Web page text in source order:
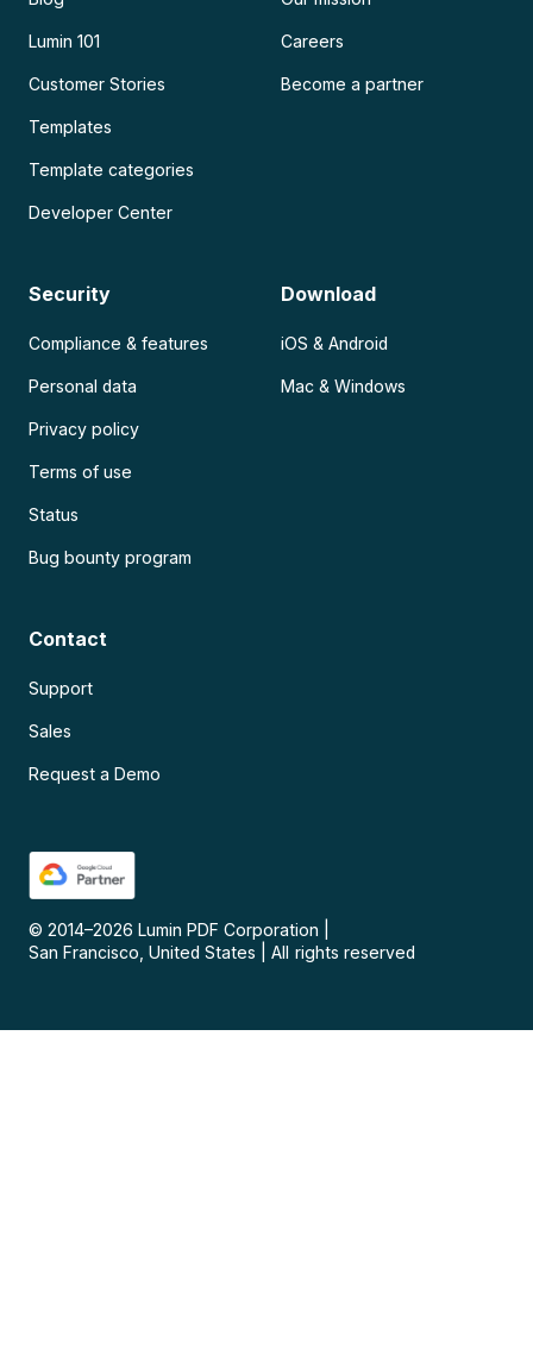
Lumin 101
Customer Stories
Templates
Template categories
Developer Center
Careers
Become a partner
Security
Compliance & features
Personal data
Privacy policy
Terms of use
Status
Bug bounty program
Download
iOS & Android
Mac & Windows
Contact
Support
Sales
Request a Demo
© 2014–2026 Lumin PDF Corporation
San Francisco, United States
All rights reserved